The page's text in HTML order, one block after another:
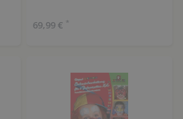
69,99 € *